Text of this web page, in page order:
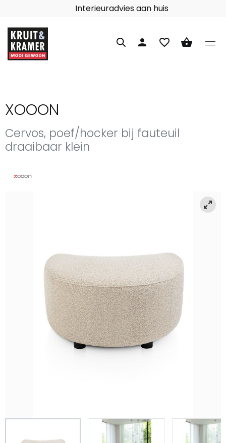
Interieuradvies aan huis
person favorite_border shopping_basket
XOOON
Cervos, poef/hocker bij fauteuil
draaibaar klein